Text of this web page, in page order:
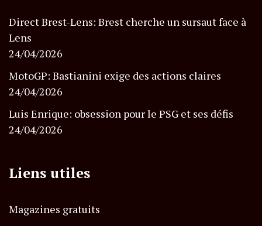
Direct Brest-Lens: Brest cherche un sursaut face à
Lens
24/04/2026
MotoGP: Bastianini exige des actions claires
24/04/2026
Luis Enrique: obsession pour le PSG et ses défis
24/04/2026
Liens utiles
Magazines gratuits